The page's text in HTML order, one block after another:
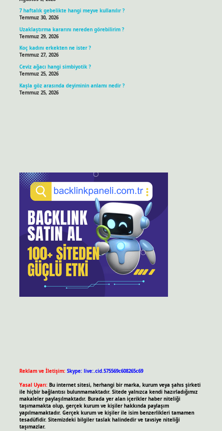
7 haftalık gebelikte hangi meyve kullanılır ?
Temmuz 30, 2026
Uzaklaştırma kararını nereden görebilirim ?
Temmuz 29, 2026
Koç kadını erkekten ne ister ?
Temmuz 27, 2026
Ceviz ağacı hangi simbiyotik ?
Temmuz 25, 2026
Kaşla göz arasında deyiminin anlamı nedir ?
Temmuz 25, 2026
Reklam ve İletişim: Skype: live:.cid.575569c608265c69
Yasal Uyarı: Bu internet sitesi, herhangi bir marka, kurum veya şahıs şirketi
ile hiçbir bağlantısı bulunmamaktadır. Sitede yalnızca kendi hazırladığımız
makaleler paylaşılmaktadır. Burada yer alan içerikler haber niteliği
taşımamakta olup, gerçek kurum ve kişiler hakkında paylaşım
yapılmamaktadır. Gerçek kurum ve kişiler ile isim benzerlikleri tamamen
tesadüfidir. Sitemizdeki bilgiler taslak halindedir ve tavsiye niteliği
taşımazlar.